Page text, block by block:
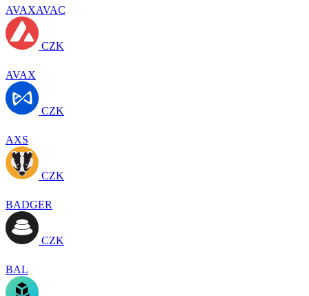
AVAXAVAC
CZK
AVAX
CZK
AXS
CZK
BADGER
CZK
BAL